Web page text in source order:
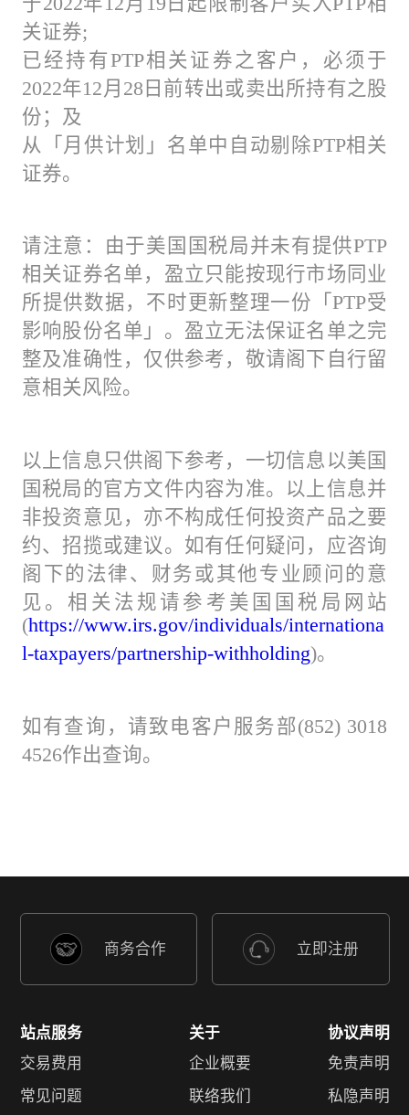
关证券;
已经持有PTP相关证券之客户，必须于
2022年12月28日前转出或卖出所持有之股
份；及
从「月供计划」名单中自动剔除PTP相关
证券。
请注意：由于美国国税局并未有提供PTP
相关证券名单，盈立只能按现行市场同业
所提供数据，不时更新整理一份「PTP受
影响股份名单」。盈立无法保证名单之完
整及准确性，仅供参考，敬请阁下自行留
意相关风险。
以上信息只供阁下参考，一切信息以美国
国税局的官方文件内容为准。以上信息并
非投资意见，亦不构成任何投资产品之要
约、招揽或建议。如有任何疑问，应咨询
阁下的法律、财务或其他专业顾问的意
见。相关法规请参考美国国税局网站
(https://www.irs.gov/individuals/internationa
l-taxpayers/partnership-withholding)。
如有查询，请致电客户服务部(852) 3018
4526作出查询。
商务合作 立即注册
站点服务
交易费用
常见问题
关于
企业概要
联络我们
协议声明
免责声明
私隐声明